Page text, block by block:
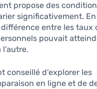
propose des
significativement. En
entre les taux
pouvait
conseillé d’explorer les
en ligne et de